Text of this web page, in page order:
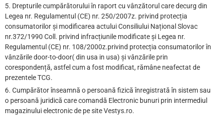
5. Drepturile cumpărătorului în raport cu vânzătorul care decurg din
Legea nr. Regulamentul (CE) nr. 250/2007z. privind protecția
consumatorilor și modificarea actului Consiliului Național Slovac
nr.372/1990 Coll. privind infracțiunile modificate și Legea nr.
Regulamentul (CE) nr. 108/2000z.privind protecția consumatorilor în
vânzările door-to-door( din usa in usa) și vânzările prin
corespondență, astfel cum a fost modificat, rămâne neafectat de
prezentele TCG.
6. Cumpărător înseamnă o persoană fizică înregistrată în sistem sau
o persoană juridică care comandă Electronic bunuri prin intermediul
magazinului electronic de pe site Vestys.ro.